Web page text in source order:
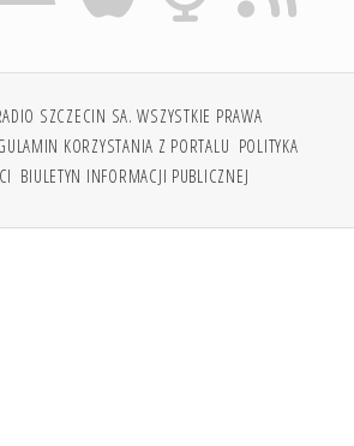
SZCZECIN SA. WSZYSTKIE PRAWA
KORZYSTANIA Z PORTALU POLITYKA
BIULETYN INFORMACJI PUBLICZNEJ